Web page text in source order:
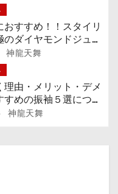
おすすめ！！スタイリ
のダイヤモンドジュエ
神龍天舞
理由・メリット・デメ
めの振袖５選につい
神龍天舞